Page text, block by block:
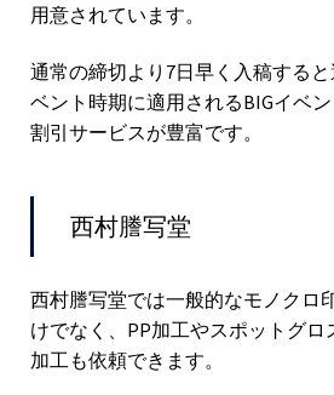
用意されています。
通常の締切より7日早く入稿する
ベント時期に適用されるBIGイベ
割引サービスが豊富です。
西村謄写堂
西村謄写堂では一般的なモノクロ
けでなく、PP加工やスポットグロ
加工も依頼できます。